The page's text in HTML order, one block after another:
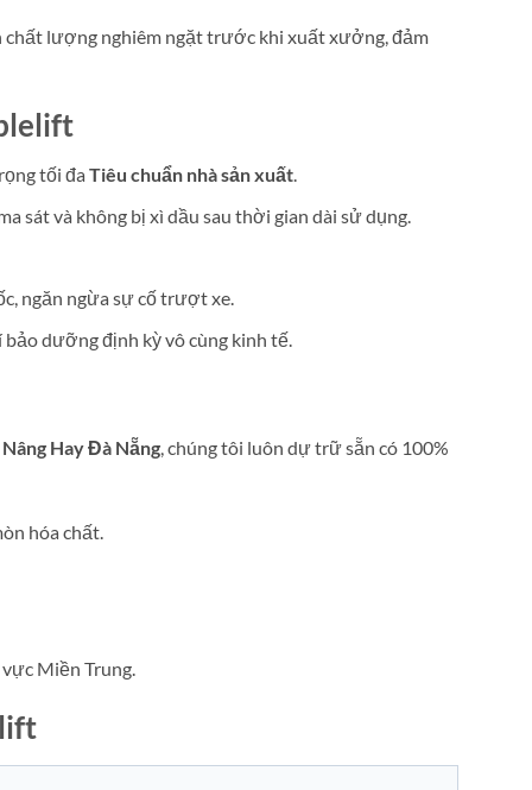
chất lượng nghiêm ngặt trước khi xuất xưởng, đảm
tối đa Tiêu chuẩn nhà sản xuất.
sát và không bị xì dầu sau thời gian dài sử dụng.
ngăn ngừa sự cố trượt xe.
dưỡng định kỳ vô cùng kinh tế.
Hay Đà Nẵng, chúng tôi luôn dự trữ sẵn có 100%
hóa chất.
Miền Trung.